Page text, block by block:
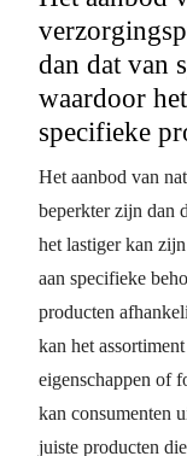
dan dat van
waardoor
specifieke
Het aanbod van
beperkter zijn dan
het lastiger kan
aan specifieke
producten
kan het
eigenschappen of
kan consumenten
juiste producten